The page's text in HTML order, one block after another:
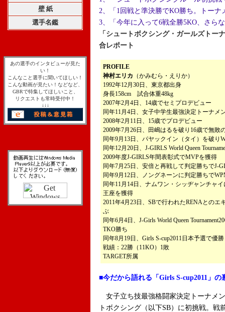
壁 紙
選手名鑑
あの選手のインタビューが見た
い！
こんなこと選手に聞いてほしい！
こんな動画が見たい！などなど、
GBRで特集してほしいこと、
リクエストも常時受付中！
↓↓↓
2、「1回戦と準決勝でKO勝ち。トー
3、「今年に入って6戦全勝5KO、さら
「シュートボクシング・ガールズトー
合レポート
PROFILE
神村エリカ （かみむら・えりか）
1992年12月30日、東京都出身
身長158cm 試合体重48kg
2007年2月4日、14歳でセミプロデビュー
同年11月4日、女子中学生最強決定トーナメ
2008年2月11日、15歳でプロデビュー
2009年7月26日、田嶋はるを破り16歳で無敗
同年9月13日、パヤックイン（タイ）を破り
同年12月20日、J-GIRLS World Queen
2009年度J-GIRLS年間表彰式でMVPを獲得
同年7月25日、安倍と再戦して判定勝ちでJ-
同年9月12日、ノングネーンに判定勝ちで
同年11月14日、ナムワン・シッヂャンチャ
王座を獲得
2011年4月23日、SBで行われたRENAとの
ぶ
同年6月4日、J-Girls World Queen
TKO勝ち
同年8月19日、Girls S-cup2011日本予選で優勝
戦績：22勝（11KO）1敗
TARGET所属
■今だから語れる「Girls S-cup2011」の
女子立ち技最強格闘家決定トーナメ
トボクシング（以下SB）に初挑戦。